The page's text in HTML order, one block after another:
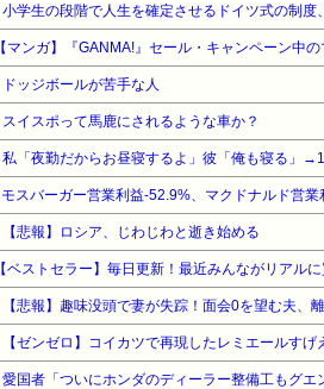
小学生の段階で人生を確定させるドイツ式の制
【マンガ】『GANMA!』セール・キャンペーン中
ドッジボールが苦手な人
スイスポって馬鹿にされるような車か？
モスバーガー営業利益-52.9%、マクドナルド営
【悲報】ロシア、じわじわと逝き始める
【ベストセラー】毎日更新！最近みんながリア
【悲報】趣味没頭で妻が失踪！面会0を望む夫
【ゼンゼロ】コイカツで再現したレミエールすげ
愛国者「ついにホンダのディーラー整備工もグエ